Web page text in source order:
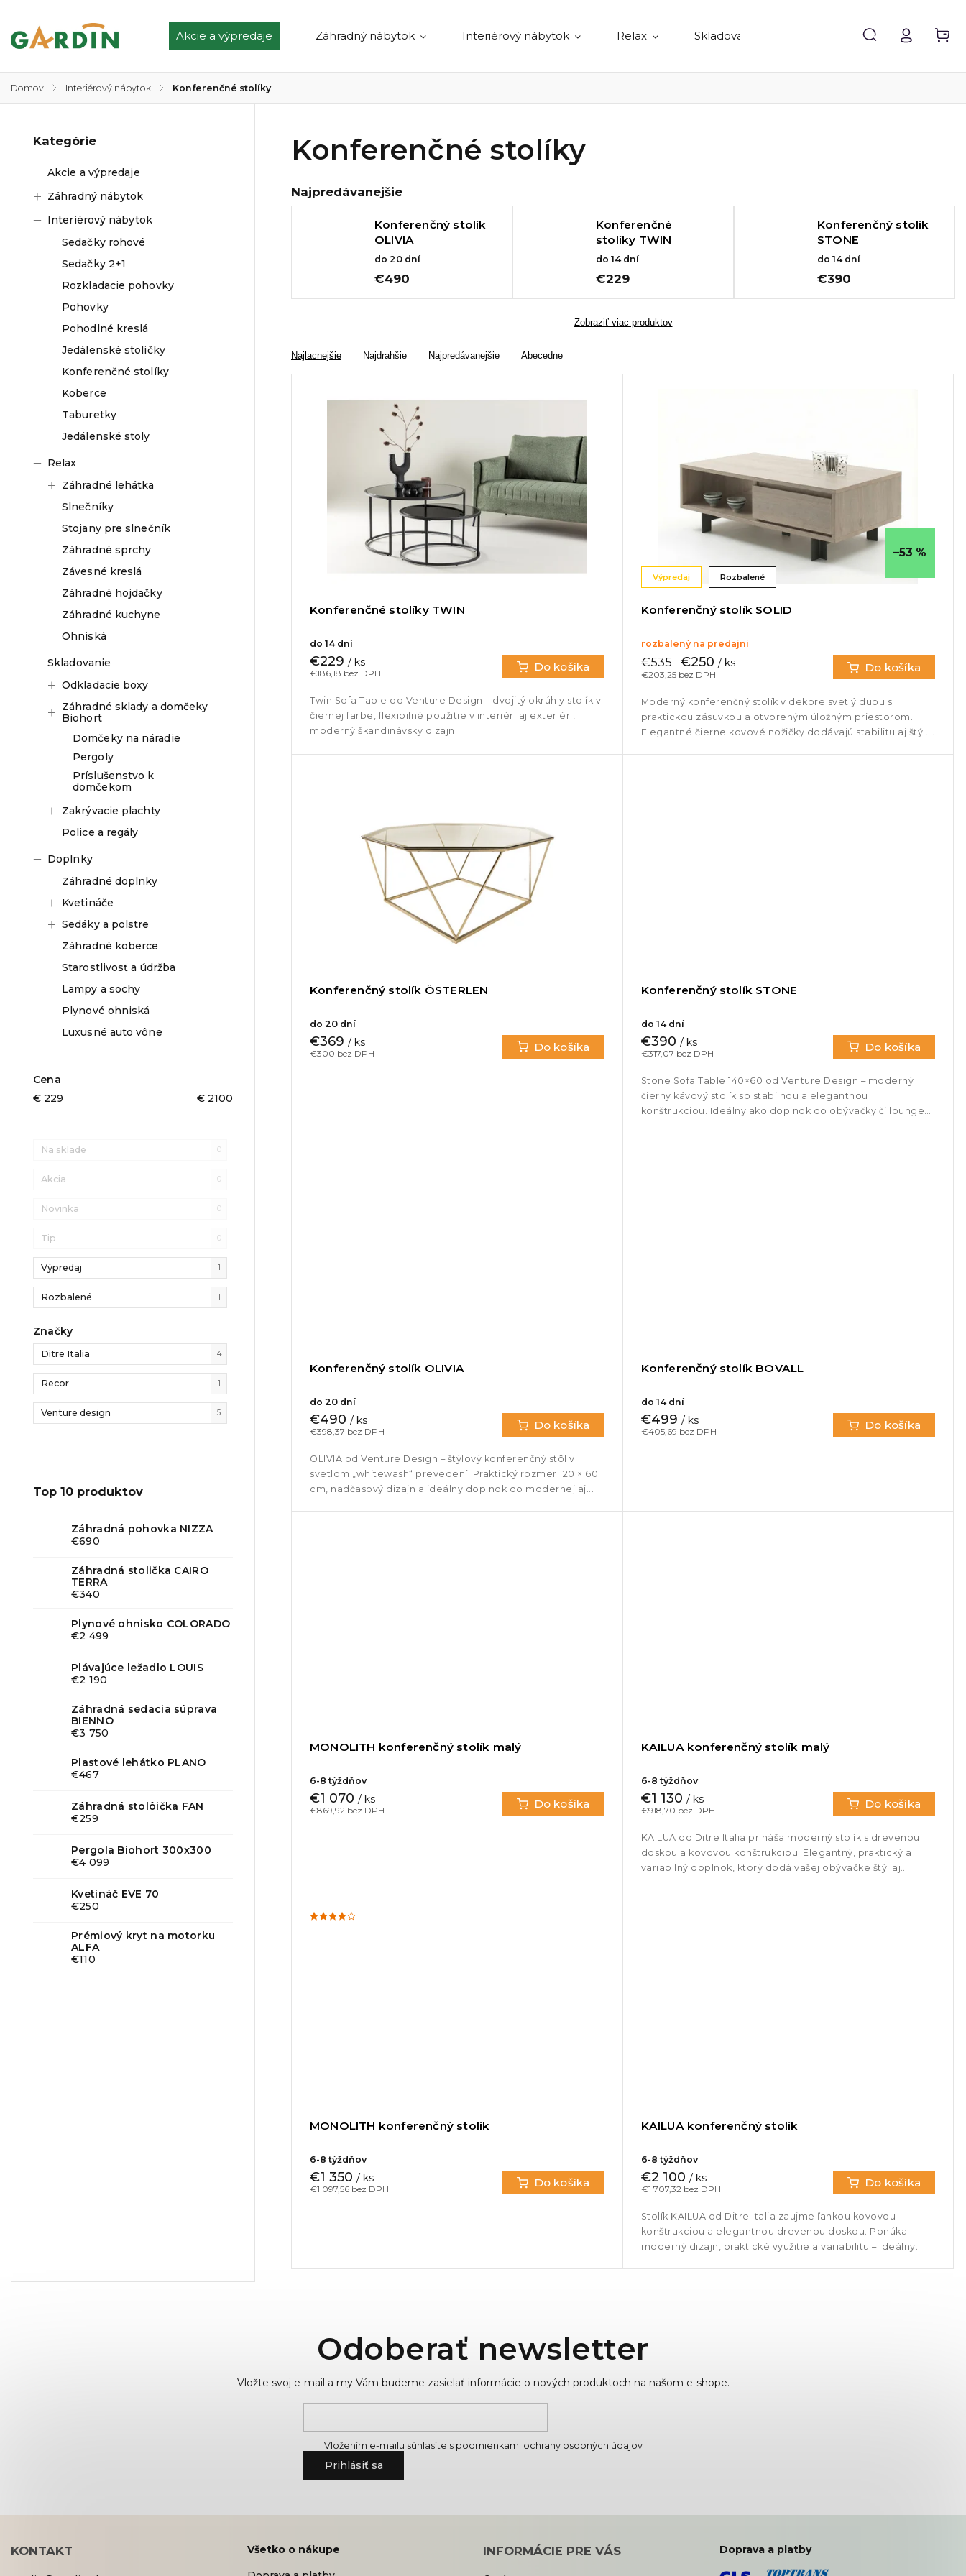
Akcie a výpredaje Záhradný nábytok Interiérový nábytok Relax Skladovanie Predávané
Domov / Interiérový nábytok / Konferenčné stolíky
Kategórie
Akcie a výpredaje
Záhradný nábytok
Interiérový nábytok
Sedačky rohové
Sedačky 2+1
Rozkladacie pohovky
Pohovky
Pohodlné kreslá
Jedálenské stoličky
Konferenčné stolíky
Koberce
Taburetky
Jedálenské stoly
Relax
Záhradné lehátka
Slnečníky
Stojany pre slnečník
Záhradné sprchy
Závesné kreslá
Záhradné hojdačky
Záhradné kuchyne
Ohniská
Skladovanie
Odkladacie boxy
Záhradné sklady a domčeky
Biohort
Domčeky na náradie
Pergoly
Príslušenstvo k
domčekom
Zakrývacie plachty
Police a regály
Doplnky
Záhradné doplnky
Kvetináče
Sedáky a polstre
Záhradné koberce
Starostlivosť a údržba
Lampy a sochy
Plynové ohniská
Luxusné auto vône
Cena
€ 229 € 2100
Na sklade 0
Akcia 0
Novinka 0
Tip 0
Výpredaj 1
Rozbalené 1
Značky
Ditre Italia 4
Recor 1
Venture design 5
Top 10 produktov
Záhradná pohovka NIZZA
€690
Záhradná stolička CAIRO
TERRA
€340
Plynové ohnisko COLORADO
€2 499
Plávajúce ležadlo LOUIS
€2 190
Záhradná sedacia súprava
BIENNO
€3 750
Plastové lehátko PLANO
€467
Záhradná stolôička FAN
€259
Pergola Biohort 300x300
€4 099
Kvetináč EVE 70
€250
Prémiový kryt na motorku
ALFA
€110
Konferenčné stolíky
Najpredávanejšie
Konferenčný stolík
OLIVIA
do 20 dní
€490
Konferenčné
stolíky TWIN
do 14 dní
€229
Konferenčný stolík
STONE
do 14 dní
€390
Zobraziť viac produktov
Najlacnejšie Najdrahšie Najpredávanejšie Abecedne
Konferenčné stolíky TWIN
do 14 dní
€186,18 bez DPH
€229 / ks Do košíka
Twin Sofa Table od Venture Design – dvojitý okrúhly stolík v
čiernej farbe, flexibilné použitie v interiéri aj exteriéri,
moderný škandinávsky dizajn.
Výpredaj Rozbalené
–53 %
Konferenčný stolík SOLID
rozbalený na predajni
€203,25 bez DPH
€535 €250 / ks Do košíka
Moderný konferenčný stolík v dekore svetlý dubu s
praktickou zásuvkou a otvoreným úložným priestorom.
Elegantné čierne kovové nožičky dodávajú stabilitu aj štýl.
Konferenčný stolík ÖSTERLEN
do 20 dní
€300 bez DPH
€369 / ks Do košíka
Konferenčný stolík STONE
do 14 dní
€317,07 bez DPH
€390 / ks Do košíka
Stone Sofa Table 140×60 od Venture Design – moderný
čierny kávový stolík so stabilnou a elegantnou
konštrukciou. Ideálny ako doplnok do obývačky či lounge
Konferenčný stolík OLIVIA
do 20 dní
€398,37 bez DPH
€490 / ks Do košíka
OLIVIA od Venture Design – štýlový konferenčný stôl v
svetlom „whitewash“ prevedení. Praktický rozmer 120 × 60
cm, nadčasový dizajn a ideálny doplnok do modernej aj...
Konferenčný stolík BOVALL
do 14 dní
€405,69 bez DPH
€499 / ks Do košíka
MONOLITH konferenčný stolík malý
6-8 týždňov
€869,92 bez DPH
€1 070 / ks Do košíka
KAILUA konferenčný stolík malý
6-8 týždňov
€918,70 bez DPH
€1 130 / ks Do košíka
KAILUA od Ditre Italia prináša moderný stolík s drevenou
doskou a kovovou konštrukciou. Elegantný, praktický a
variabilný doplnok, ktorý dodá vašej obývačke štýl aj
MONOLITH konferenčný stolík
6-8 týždňov
€1 097,56 bez DPH
€1 350 / ks Do košíka
KAILUA konferenčný stolík
6-8 týždňov
€1 707,32 bez DPH
€2 100 / ks Do košíka
Stolík KAILUA od Ditre Italia zaujme ľahkou kovovou
konštrukciou a elegantnou drevenou doskou. Ponúka
moderný dizajn, praktické využitie a variabilitu – ideálny
Odoberať newsletter
Vložte svoj e-mail a my Vám budeme zasielať informácie o nových produktoch na našom e-shope.
Vložením e-mailu súhlasíte s podmienkami ochrany osobných údajov
Prihlásiť sa
KONTAKT Všetko o nákupe INFORMÁCIE PRE VÁS Doprava a platby